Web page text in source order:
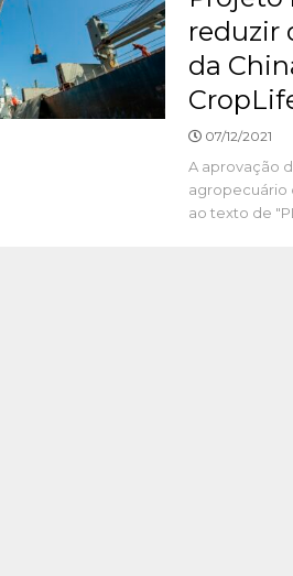
reduzir
da
07/12/2021
A aprovação
agropecuário
ao texto de